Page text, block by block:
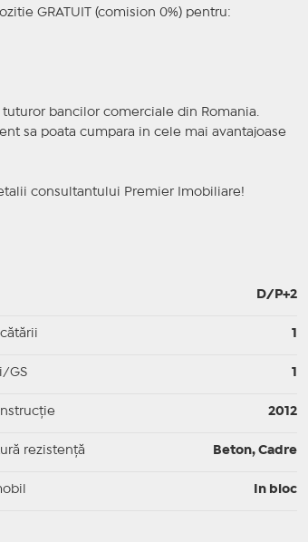
GRATUIT (comision 0%) pentru:
bancilor comerciale din Romania.
sa poata cumpara in cele mai avantajoase
consultantului Premier Imobiliare!
D/P+2
GS
2012
rezistență Beton, Cadre
In bloc